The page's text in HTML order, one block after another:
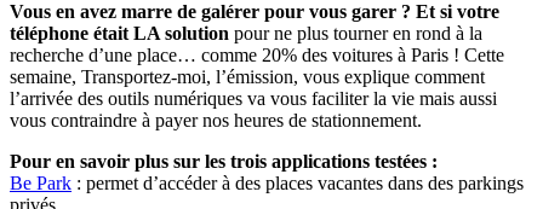
Vous en avez marre de galérer pour vous garer ? Et si votre
téléphone était LA solution pour ne plus tourner en rond à la
recherche d’une place… comme 20% des voitures à Paris ! Cette
semaine, Transportez-moi, l’émission, vous explique comment
l’arrivée des outils numériques va vous faciliter la vie mais aussi
vous contraindre à payer nos heures de stationnement.
Pour en savoir plus sur les trois applications testées :
Be Park : permet d’accéder à des places vacantes dans des parkings
privés